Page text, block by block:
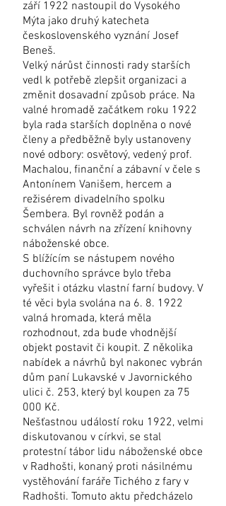
září 1922 nastoupil do Vysokého
Mýta jako druhý katecheta
československého vyznání Josef
Beneš.
Velký nárůst činnosti rady starších
vedl k potřebě zlepšit organizaci a
změnit dosavadní způsob práce. Na
valné hromadě začátkem roku 1922
byla rada starších doplněna o nové
členy a předběžně byly ustanoveny
nové odbory: osvětový, vedený prof.
Machalou, finanční a zábavní v čele s
Antonínem Vanišem, hercem a
režisérem divadelního spolku
Šembera. Byl rovněž podán a
schválen návrh na zřízení knihovny
náboženské obce.
S blížícím se nástupem nového
duchovního správce bylo třeba
vyřešit i otázku vlastní farní budovy. V
té věci byla svolána na 6. 8. 1922
valná hromada, která měla
rozhodnout, zda bude vhodnější
objekt postavit či koupit. Z několika
nabídek a návrhů byl nakonec vybrán
dům paní Lukavské v Javornického
ulici č. 253, který byl koupen za 75
000 Kč.
Nešťastnou událostí roku 1922, velmi
diskutovanou v církvi, se stal
protestní tábor lidu náboženské obce
v Radhošti, konaný proti násilnému
vystěhování faráře Tichého z fary v
Radhošti. Tomuto aktu předcházelo